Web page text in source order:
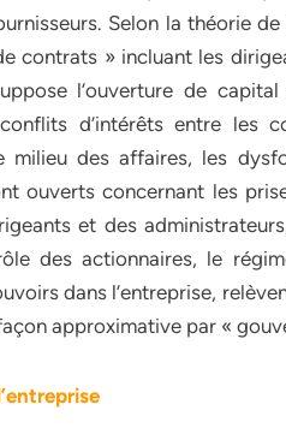
Selon la théorie
contrats » incluant les
l’ouverture de
d’intérêts entre les
des affaires, les
ouverts concernant les
et des
des actionnaires, le
dans l’entreprise,
approximative par «